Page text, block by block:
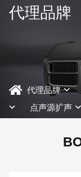
代理品牌
代理品牌
点声源扩声